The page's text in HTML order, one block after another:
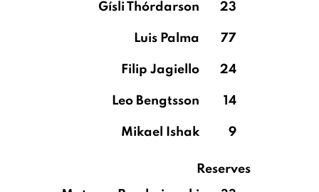
Gísli Thórdarson 23
Luis Palma 77
Filip Jagiello 24
Leo Bengtsson 14
Mikael Ishak 9
Reserves